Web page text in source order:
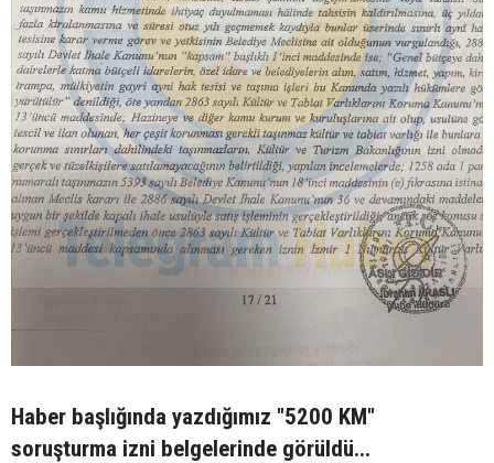
Haber başlığında yazdığımız "5200 KM"
soruşturma izni belgelerinde görüldü...